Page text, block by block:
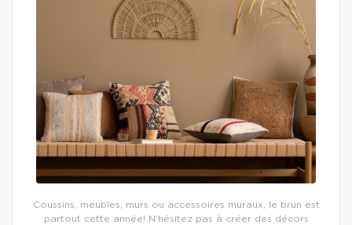
Coussins, meubles, murs ou accessoires muraux, le brun est
partout cette année! N’hésitez pas à créer des décors